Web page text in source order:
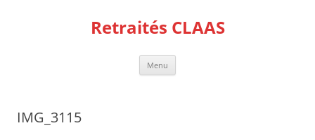
Retraités CLAAS
Menu
IMG_3115